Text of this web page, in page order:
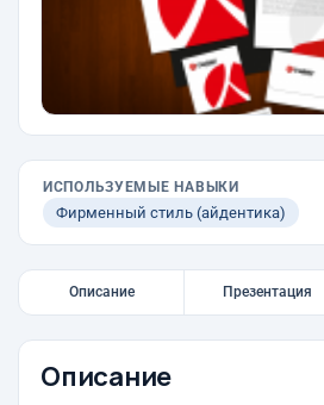
ИСПОЛЬЗУЕМЫЕ НАВЫКИ
Фирменный стиль (айдентика)
Описание Презентация
Описание